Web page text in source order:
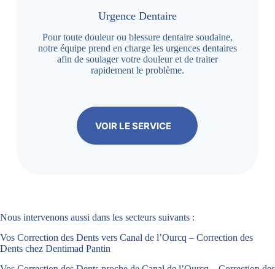
Urgence Dentaire
Pour toute douleur ou blessure dentaire soudaine,
notre équipe prend en charge les urgences dentaires
afin de soulager votre douleur et de traiter
rapidement le problème.
VOIR LE SERVICE
Nous intervenons aussi dans les secteurs suivants :
Vos Correction des Dents vers Canal de l’Ourcq – Correction des
Dents chez Dentimad Pantin